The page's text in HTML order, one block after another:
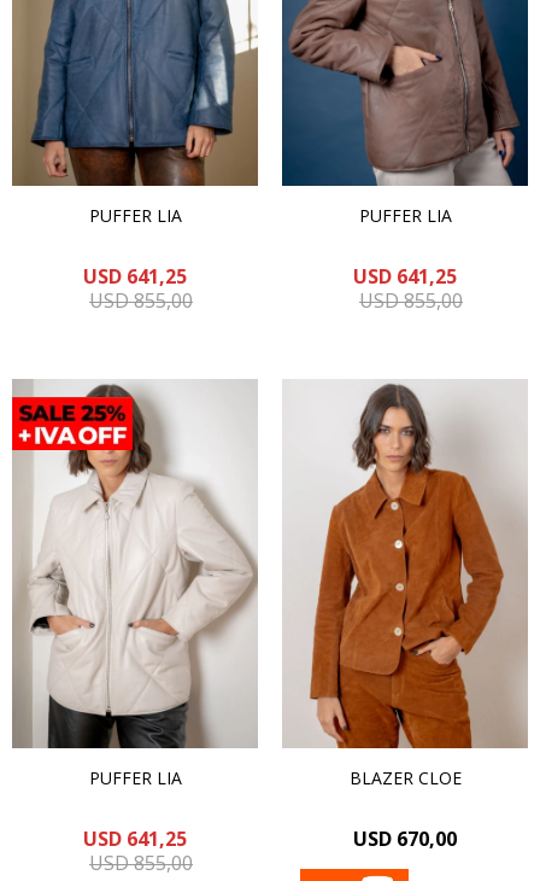
PUFFER LIA
USD 641,25
USD855,00
PUFFER LIA
USD 641,25
USD855,00
PUFFER LIA
USD 641,25
USD855,00
BLAZER CLOE
USD 670,00